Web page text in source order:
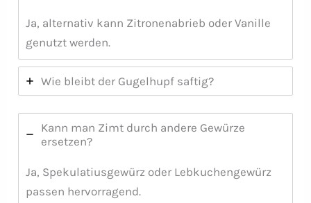
Ja, alternativ kann Zitronenabrieb oder Vanille
genutzt werden.
Wie bleibt der Gugelhupf saftig?
Kann man Zimt durch andere Gewürze
ersetzen?
Ja, Spekulatiusgewürz oder Lebkuchengewürz
passen hervorragend.